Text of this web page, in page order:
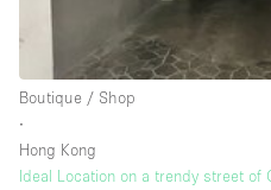
Kitchen
Large Door Entrance
Liquor Licence
Boutique / Shop
∙
Hong Kong
Ideal Location on a trendy street of